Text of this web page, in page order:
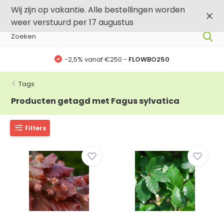
Wij zijn op vakantie. Alle bestellingen worden
weer verstuurd per 17 augustus
-2,5% vanaf €250 - FLOWBO250
Tags
Producten getagd met Fagus sylvatica
Filters